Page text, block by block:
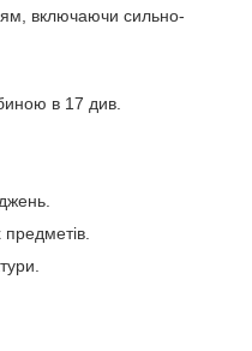
включаючи сильно-
в 17 див.